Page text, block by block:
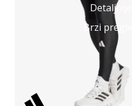
Detaljnije
Brzi pregled